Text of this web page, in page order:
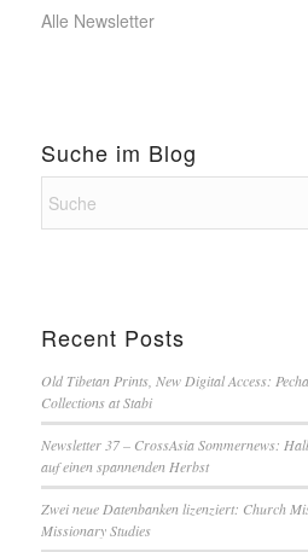
Alle Newsletter
Suche im Blog
Recent Posts
Old Tibetan Prints, New Digital Access:
Collections at Stabi
Newsletter 37 – CrossAsia Sommernews:
auf einen spannenden Herbst
Zwei neue Datenbanken lizenziert: Church
Missionary Studies